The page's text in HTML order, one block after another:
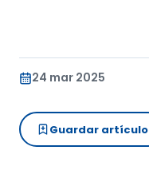
24 mar 2025
Guardar artículo